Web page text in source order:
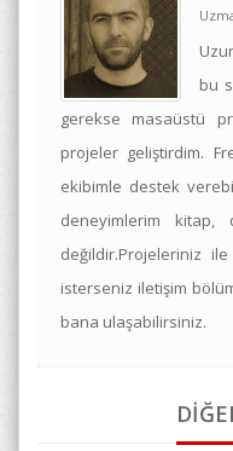
bu
gerekse masaüstü
projeler geliştirdim.
ekibimle destek
deneyimlerim
değildir.Projeleriniz
isterseniz iletişim
bana ulaşabilirsiniz.